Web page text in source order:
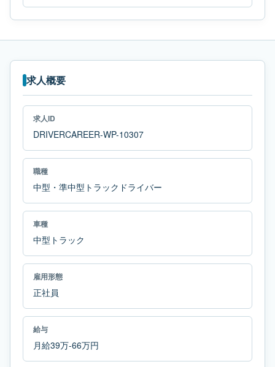
求人概要
求人ID
DRIVERCAREER-WP-10307
職種
中型・準中型トラックドライバー
車種
中型トラック
雇用形態
正社員
給与
月給39万-66万円